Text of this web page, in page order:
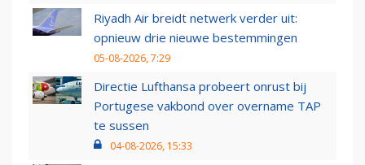
Riyadh Air breidt netwerk verder uit:
opnieuw drie nieuwe bestemmingen
05-08-2026, 7:29
Directie Lufthansa probeert onrust bij
Portugese vakbond over overname TAP
te sussen
04-08-2026, 15:33